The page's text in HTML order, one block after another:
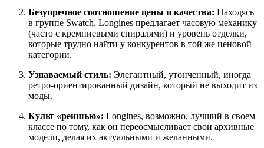
Безупречное соотношение цены и качества: Находясь
в группе Swatch, Longines предлагает часовую механику
(часто с кремниевыми спиралями) и уровень отделки,
которые трудно найти у конкурентов в той же ценовой
категории.
Узнаваемый стиль: Элегантный, утонченный, иногда
ретро-ориентированный дизайн, который не выходит из
моды.
Культ «реишью»: Longines, возможно, лучший в своем
классе по тому, как он переосмысливает свои архивные
модели, делая их актуальными и желанными.